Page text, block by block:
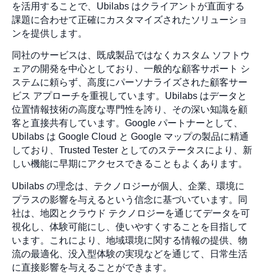
を活用することで、Ubilabs はクライアントが直面する
課題に合わせて正確にカスタマイズされたソリューショ
ンを提供します。
同社のサービスは、既成製品ではなくカスタム ソフトウ
ェアの開発を中心としており、一般的な顧客サポート シ
ステムに頼らず、高度にパーソナライズされた顧客サー
ビス アプローチを重視しています。Ubilabs はデータと
位置情報技術の高度な専門性を誇り、その深い知識を顧
客と直接共有しています。Google パートナーとして、
Ubilabs は Google Cloud と Google マップの製品に精通
しており、Trusted Tester としてのステータスにより、新
しい機能に早期にアクセスできることもよくあります。
Ubilabs の理念は、テクノロジーが個人、企業、環境に
プラスの影響を与えるという信念に基づいています。同
社は、地図とクラウド テクノロジーを通じてデータを可
視化し、体験可能にし、使いやすくすることを目指して
います。これにより、地域環境に関する情報の提供、物
流の最適化、没入型体験の実現などを通じて、日常生活
に直接影響を与えることができます。